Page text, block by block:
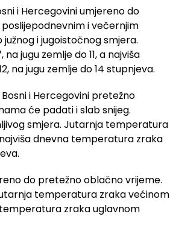
i Hercegovini umjereno do
i večernjim
i jugoistočnog smjera.
jugu zemlje do 11, a najviša
na jugu zemlje do 14 stupnjeva.
Bosni i Hercegovini pretežno
će padati i slab snijeg.
smjera. Jutarnja temperatura
dnevna temperatura zraka
do pretežno oblačno vrijeme.
temperatura zraka većinom
temperatura zraka uglavnom